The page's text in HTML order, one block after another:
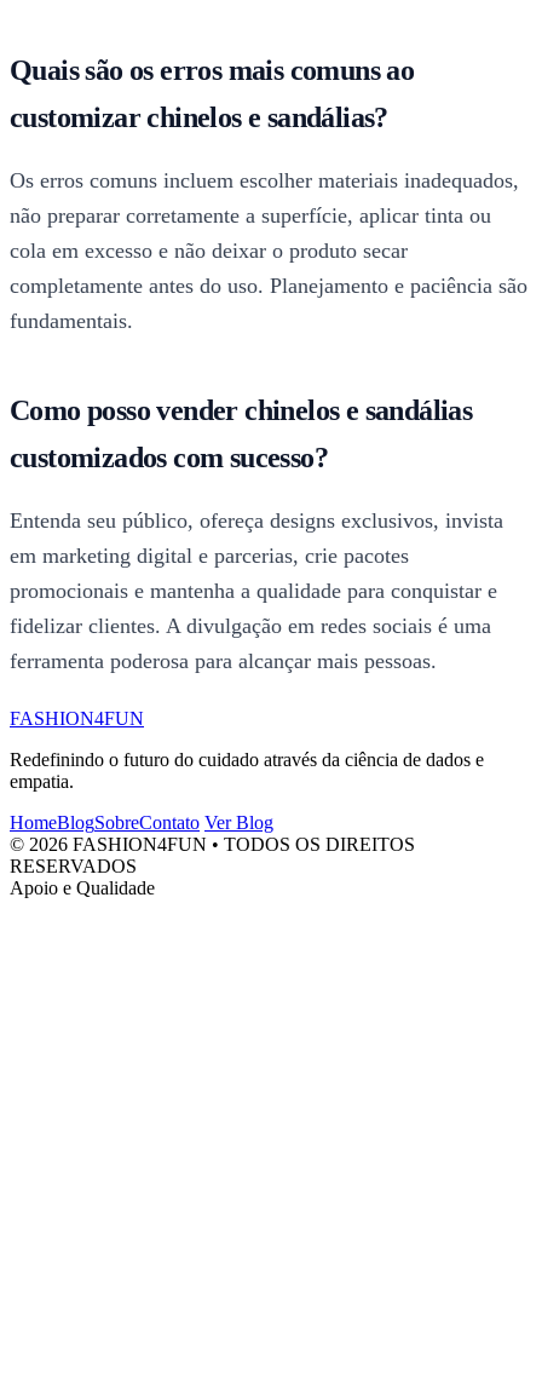
Quais são os erros mais comuns ao
customizar chinelos e sandálias?
Os erros comuns incluem escolher materiais inadequados,
não preparar corretamente a superfície, aplicar tinta ou
cola em excesso e não deixar o produto secar
completamente antes do uso. Planejamento e paciência são
fundamentais.
Como posso vender chinelos e sandálias
customizados com sucesso?
Entenda seu público, ofereça designs exclusivos, invista
em marketing digital e parcerias, crie pacotes
promocionais e mantenha a qualidade para conquistar e
fidelizar clientes. A divulgação em redes sociais é uma
ferramenta poderosa para alcançar mais pessoas.
FASHION4FUN
Redefinindo o futuro do cuidado através da ciência de dados e
empatia.
HomeBlogSobreContato Ver Blog
© 2026 FASHION4FUN • TODOS OS DIREITOS
RESERVADOS
Apoio e Qualidade